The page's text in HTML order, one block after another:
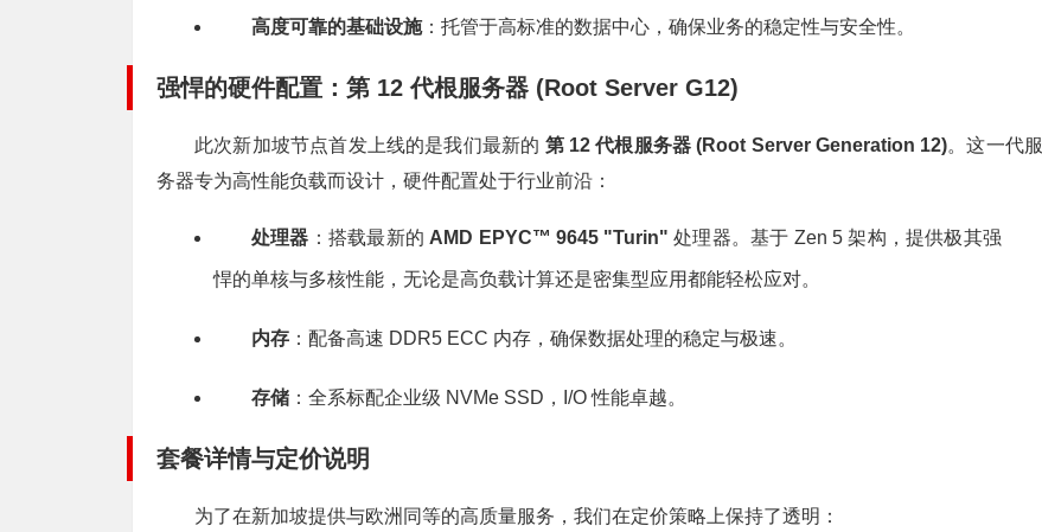
高度可靠的基础设施：托管于高标准的数据中心，确保业务的稳定性与安全性。
强悍的硬件配置：第 12 代根服务器 (Root Server G12)
此次新加坡节点首发上线的是我们最新的 第 12 代根服务器 (Root Server Generation 12)。这一代服
务器专为高性能负载而设计，硬件配置处于行业前沿：
处理器 ：搭载最新的 AMD EPYC™ 9645 "Turin" 处理器。基于 Zen 5 架构，提供极其强
悍的单核与多核性能，无论是高负载计算还是密集型应用都能轻松应对。
内存 ：配备高速 DDR5 ECC 内存，确保数据处理的稳定与极速。
存储 ：全系标配企业级 NVMe SSD，I/O 性能卓越。
套餐详情与定价说明
为了在新加坡提供与欧洲同等的高质量服务，我们在定价策略上保持了透明：